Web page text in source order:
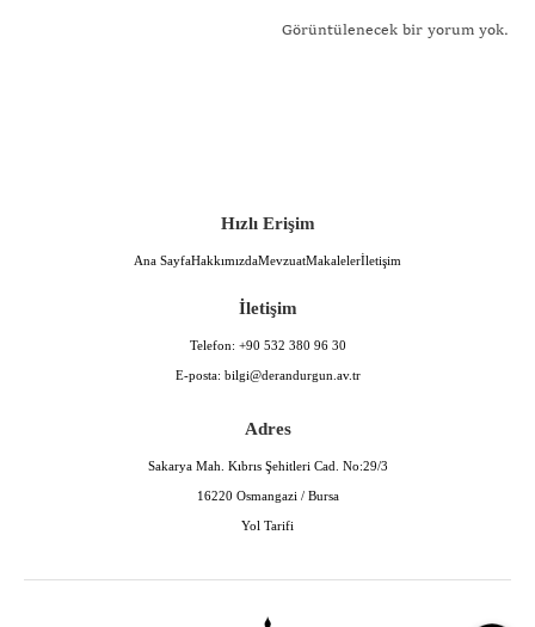
Görüntülenecek bir yorum yok.
Hızlı Erişim
Ana SayfaHakkımızdaMevzuatMakalelerİletişim
İletişim
Telefon: +90 532 380 96 30
E-posta: bilgi@derandurgun.av.tr
Adres
Sakarya Mah. Kıbrıs Şehitleri Cad. No:29/3
16220 Osmangazi / Bursa
Yol Tarifi